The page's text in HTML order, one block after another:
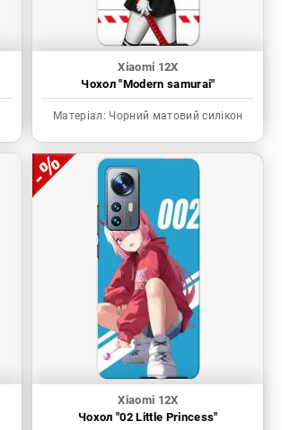
Xiaomi 12X
Чохол "Modern samurai"
Матеріал: Чорний матовий силікон
Xiaomi 12X
Чохол "02 Little Princess"